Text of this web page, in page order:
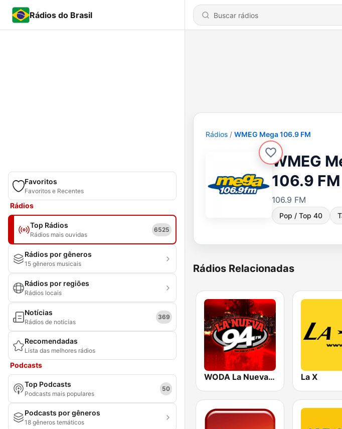
Rádios do Brasil
Favoritos
Favoritos e Recentes
Rádios
Top Rádios
Rádios mais ouvidas
6525
Rádios por gêneros
15 gêneros musicais
Rádios por regiões
Rádios locais
Notícias
Rádios de notícias
369
Recomendadas
Lista das melhores rádios
Podcasts
Top Podcasts
Podcasts mais populares
50
Podcasts por gêneros
18 gêneros temáticos
Rádios WMEG Mega 106.9 FM
WMEG
106.9 FM
106.9 FM
Pop / Top 40
Rádios Relacionadas
WODA La Nueva 94 FM La X